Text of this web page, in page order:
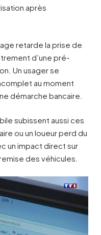
après
retarde la prise de
d’une pré-
Un usager se
au moment
démarche bancaire.
subissent aussi ces
ou un loueur perd du
un impact direct sur
des véhicules.